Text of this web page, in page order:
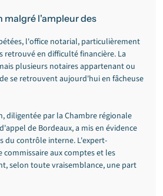
malgré l'ampleur des
l'office notarial, particulièrement
retrouvé en difficulté financière. La
plusieurs notaires appartenant ou
se retrouvent aujourd'hui en fâcheuse
diligentée par la Chambre régionale
de Bordeaux, a mis en évidence
du contrôle interne. L'expert-
aux comptes et les
selon toute vraisemblance, une part